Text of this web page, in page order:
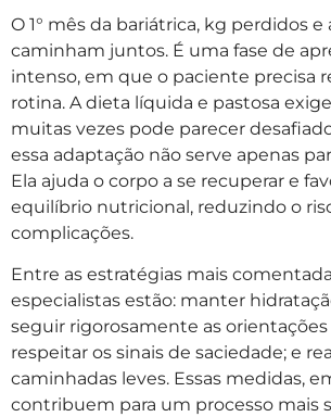
O 1° mês da bariátrica, kg perdidos e
caminham juntos. É uma fase de
intenso, em que o paciente precisa
rotina. A dieta líquida e pastosa
muitas vezes pode parecer
essa adaptação não serve apenas
Ela ajuda o corpo a se recuperar e
equilíbrio nutricional, reduzindo o
complicações.
Entre as estratégias mais
especialistas estão: manter
seguir rigorosamente as
respeitar os sinais de saciedade; e
caminhadas leves. Essas medidas,
contribuem para um processo mais